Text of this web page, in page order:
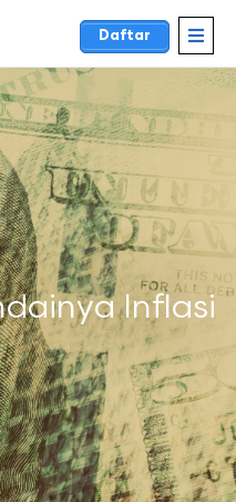
Daftar
Inflasi